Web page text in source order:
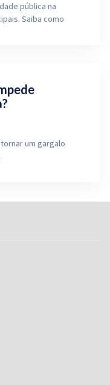
pública na
Saiba como
um gargalo